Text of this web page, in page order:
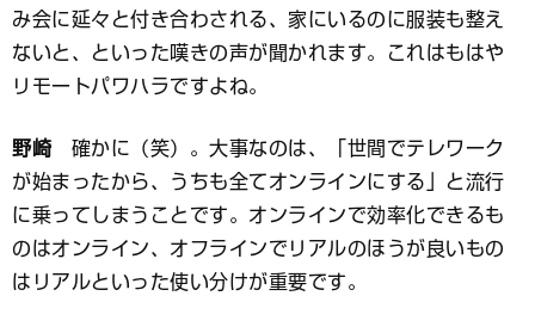
み会に延々と付き合わされる、家にいるのに服装も整え
ないと、といった嘆きの声が聞かれます。これはもはや
リモートパワハラですよね。
野崎 確かに（笑）。大事なのは、「世間でテレワーク
が始まったから、うちも全てオンラインにする」と流行
に乗ってしまうことです。オンラインで効率化できるも
のはオンライン、オフラインでリアルのほうが良いもの
はリアルといった使い分けが重要です。